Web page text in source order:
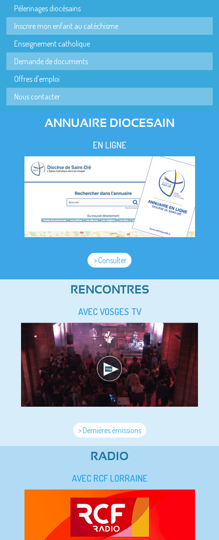
Pèlerinages diocésains
Inscrire mon enfant au catéchisme
Enseignement catholique
Demande de documents
Offres d'emploi
Nous contacter
ANNUAIRE DIOCESAIN
EN LIGNE
> Consulter
RENCONTRES
AVEC VOSGES TV
> Dernières émissions
RADIO
AVEC RCF LORRAINE